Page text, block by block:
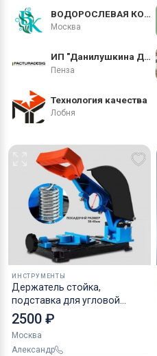
ВОДОРОСЛЕВАЯ КОМПАНИЯ
Москва
ИП "Данилушкина Дарья Валерьевна"
Пенза
Технология качества
Лобня
ИНСТРУМЕНТЫ
Держатель стойка,
подставка для угловой
шлифовальной машины
УШМ, Болгарки или дрели
2500 ₽
Москва
Александр